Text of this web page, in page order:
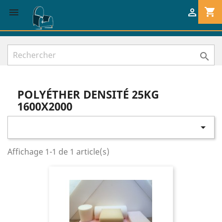
 shopping_cart


POLYÉTHER DENSITÉ 25KG
1600X2000

Affichage 1-1 de 1 article(s)